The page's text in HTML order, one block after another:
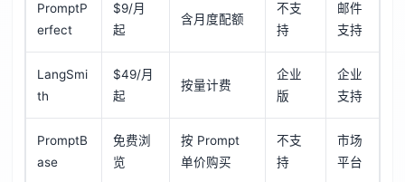
PromptP
erfect
$9/月
起
含月度配额
不支
持
邮件
支持
LangSmi
th
$49/月
起
按量计费
企业
版
企业
支持
PromptB
ase
免费浏
览
按 Prompt
单价购买
不支
持
市场
平台